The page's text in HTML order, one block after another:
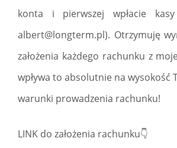
konta i pierwszej wpłacie
albert@longterm.pl). Otrzymuję
założenia każdego rachunku z
wpływa to absolutnie na wysokość
warunki prowadzenia rachunku!
LINK do założenia rachunku👇